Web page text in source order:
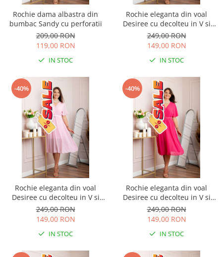
Rochie dama albastra din
bumbac Sandy cu perforatii
209,00 RON
119,00 RON
IN STOC
Rochie eleganta din voal
Desiree cu decolteu in V si
curea - Grena
249,00 RON
149,00 RON
IN STOC
-40%
Rochie eleganta din voal
Desiree cu decolteu in V si
curea - Roz pastel
249,00 RON
149,00 RON
IN STOC
-40%
Rochie eleganta din voal
Desiree cu decolteu in V si
curea - Ciclam
249,00 RON
149,00 RON
IN STOC